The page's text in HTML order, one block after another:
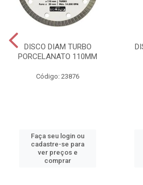
DISCO DIAM TURBO
PORCELANATO 110MM
Código: 23876
Faça seu login ou
cadastre-se para
ver preços e
comprar